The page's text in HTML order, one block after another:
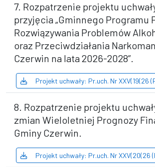
7. Rozpatrzenie projektu
przyjęcia „Gminnego Programu
Rozwiązywania Problemów
oraz Przeciwdziałania
Czerwin na lata 2026-2028”.
Projekt uchwały: Pr.uch. Nr XXV(19(26
8. Rozpatrzenie projektu
zmian Wieloletniej Prognozy
Gminy Czerwin.
Projekt uchwały: Pr.uch. Nr XXV(20(26